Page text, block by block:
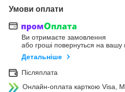
Умови оплати
Ви отримаєте замовлення
або гроші повернуться на вашу
Детальніше
Післяплата
Онлайн-оплата карткою Visa,